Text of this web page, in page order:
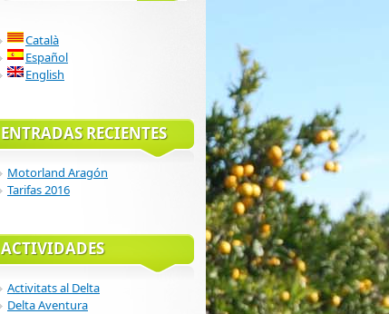
Català
Español
English
ENTRADAS RECIENTES
Motorland Aragón
Tarifas 2016
ACTIVIDADES
Activitats al Delta
Delta Aventura